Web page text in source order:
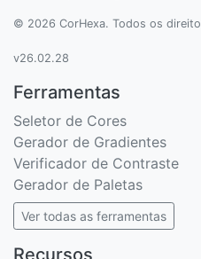
© 2026 CorHexa. Todos os
v26.02.28
Ferramentas
Seletor de Cores
Gerador de Gradientes
Verificador de Contraste
Gerador de Paletas
Ver todas as ferramentas
Recursos